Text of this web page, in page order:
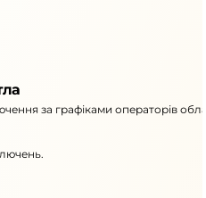
за графіками операторів